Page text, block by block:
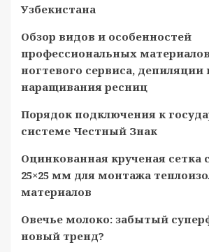
Узбекистана
Обзор видов и особенностей
профессиональных
ногтевого сервиса, депиляции
наращивания ресниц
Порядок подключения к
системе Честный Знак
Оцинкованная крученая сетка
25×25 мм для монтажа
материалов
Овечье молоко: забытый
новый тренд?